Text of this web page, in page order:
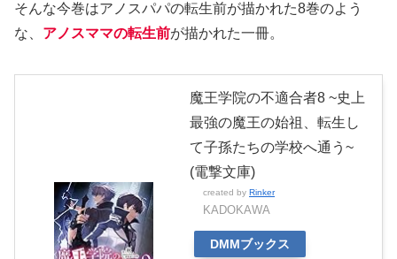
そんな今巻はアノスパパの転生前が描かれた8巻のよう
な、 アノスママの転生前が描かれた一冊。
魔王学院の不適合者8 ~史上
最強の魔王の始祖、転生し
て子孫たちの学校へ通う~
(電撃文庫)
created by Rinker
KADOKAWA
DMMブックス